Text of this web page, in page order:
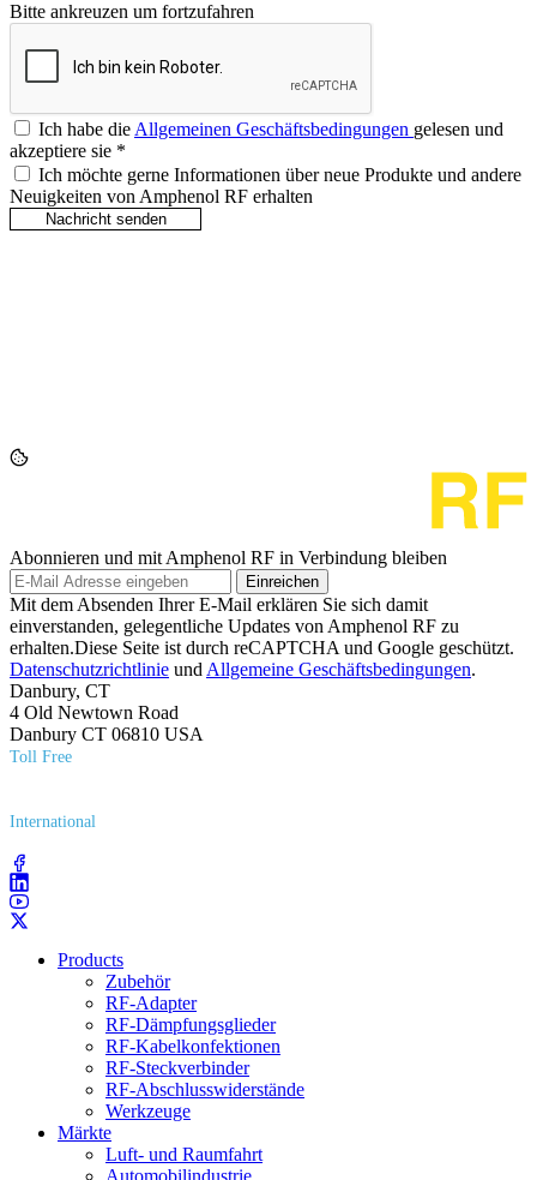
Bitte ankreuzen um fortzufahren
Ich habe die Allgemeinen Geschäftsbedingungen gelesen und
akzeptiere sie *
Ich möchte gerne Informationen über neue Produkte und andere
Neuigkeiten von Amphenol RF erhalten
Abonnieren und mit Amphenol RF in Verbindung bleiben
Einreichen
Mit dem Absenden Ihrer E-Mail erklären Sie sich damit
einverstanden, gelegentliche Updates von Amphenol RF zu
erhalten.Diese Seite ist durch reCAPTCHA und Google geschützt.
Datenschutzrichtlinie und Allgemeine Geschäftsbedingungen.
Danbury, CT
4 Old Newtown Road
Danbury CT 06810 USA
Toll Free
International
Products
Zubehör
RF-Adapter
RF-Dämpfungsglieder
RF-Kabelkonfektionen
RF-Steckverbinder
RF-Abschlusswiderstände
Werkzeuge
Märkte
Luft- und Raumfahrt
Automobilindustrie